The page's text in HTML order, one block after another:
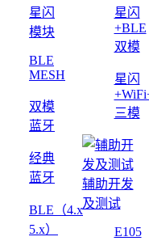
星闪
模块
BLE
MESH
双模
蓝牙
经典
蓝牙
BLE（4.x
5.x）
星闪
+BLE
双模
星闪
三模
辅助开发
及测试
E105